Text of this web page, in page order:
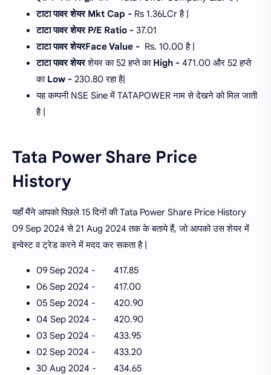
टाटा पावर शेयर Mkt Cap - Rs 1.36LCr है |
टाटा पावर शेयर P/E Ratio - 37.01
टाटा पावर शेयरFace Value - Rs. 10.00 है |
टाटा पावर शेयरशेयर का 52 हप्ते का High - 471.00 और 52 हप्ते
का Low - 230.80 रहा है|
यह कम्पनी NSE Sine में TATAPOWER नाम से देखने को मिल जाती
है |
Tata Power Share Price
History
यहाँ मैंने आपको पिछले 15 दिनों की Tata Power Share Price History
09 Sep 2024 से 21 Aug 2024 तक के बताये हैं, जो आपको उस शेयर में
इन्वेस्ट व ट्रेड करने में मदद कर सकता है |
09 Sep 2024 -
417.85
06 Sep 2024 -
417.00
05 Sep 2024 -
420.90
04 Sep 2024 -
420.90
03 Sep 2024 -
433.95
02 Sep 2024 -
433.20
30 Aug 2024 -
434.65